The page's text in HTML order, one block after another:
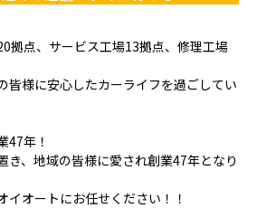
拠点、サービス工場13拠点、修理工場
皆様に安心したカーライフを過ごしてい
47年！
き、地域の皆様に愛され創業47年となり
イオートにお任せください！！